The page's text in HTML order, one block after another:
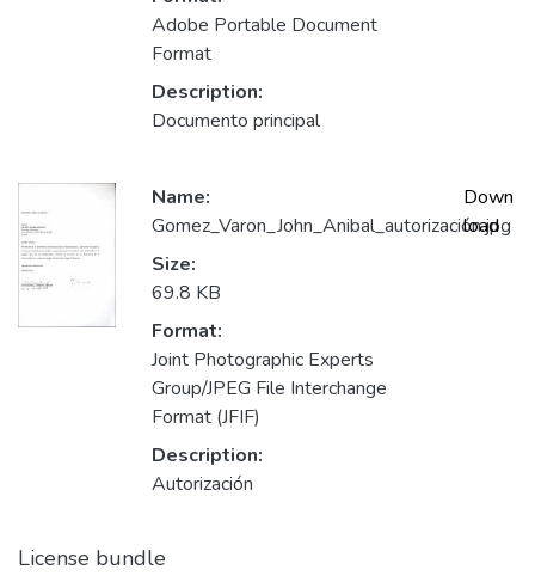
Adobe Portable Document
Format
Description:
Documento principal
Name:
Gomez_Varon_John_Anibal_autorización.jpg
Size:
69.8 KB
Format:
Joint Photographic Experts
Group/JPEG File Interchange
Format (JFIF)
Description:
Autorización
Down
load
License bundle